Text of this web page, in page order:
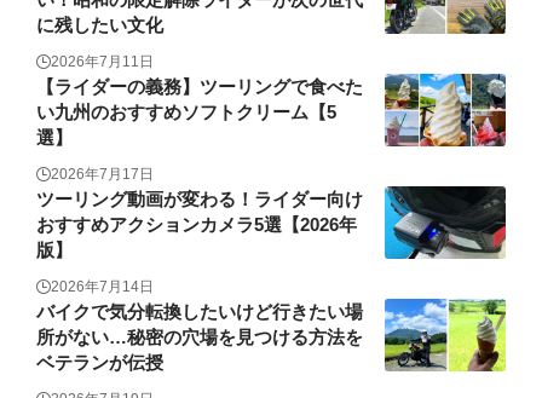
に残したい文化
2026年7月11日
【ライダーの義務】ツーリングで食べた
い九州のおすすめソフトクリーム【5
選】
2026年7月17日
ツーリング動画が変わる！ライダー向け
おすすめアクションカメラ5選【2026年
版】
2026年7月14日
バイクで気分転換したいけど行きたい場
所がない…秘密の穴場を見つける方法を
ベテランが伝授